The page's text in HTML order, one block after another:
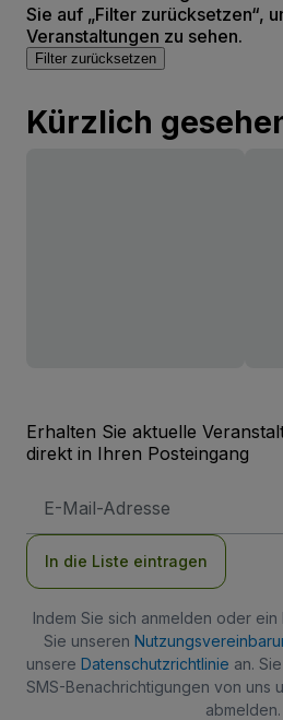
Sie auf „Filter zurücksetzen“,
Veranstaltungen zu sehen.
Filter zurücksetzen
Kürzlich
Erhalten Sie aktuelle
direkt in Ihren Posteingang
Mail-
In die Liste eintragen
Indem Sie sich anmelden oder ein
Sie unseren
unsere Datenschutzrichtlinie an.
SMS-Benachrichtigungen von uns
abmelden.